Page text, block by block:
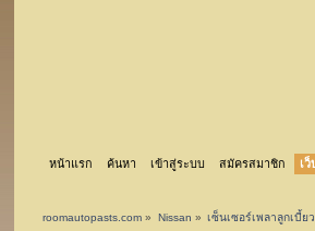
หน้าแรก ค้นหา เข้าสู่ระบบ สมัครสมาชิก เ
roomautopasts.com » Nissan » เซ็นเซอร์เพลาลูกเบี้ย